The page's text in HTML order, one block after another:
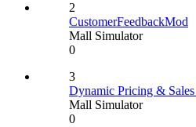
2
CustomerFeedbackMod
Mall Simulator
0
3
Dynamic Pricing &
Mall Simulator
0